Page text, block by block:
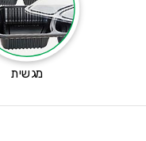
מגשית